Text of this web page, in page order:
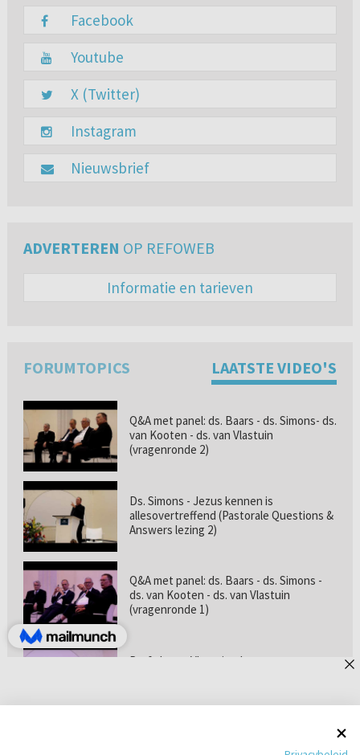
Facebook
Youtube
X (Twitter)
Instagram
Nieuwsbrief
ADVERTEREN OP REFOWEB
Informatie en tarieven
FORUMTOPICS LAATSTE VIDEO'S
Q&A met panel: ds. Baars - ds. Simons- ds.
van Kooten - ds. van Vlastuin
(vragenronde 2)
Ds. Simons - Jezus kennen is
allesovertreffend (Pastorale Questions &
Answers lezing 2)
Q&A met panel: ds. Baars - ds. Simons -
ds. van Kooten - ds. van Vlastuin
(vragenronde 1)
Prof. dr. van Vlastuin - Is